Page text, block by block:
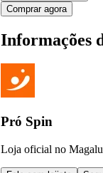
Comprar agora
Informações
Pró Spin
Loja oficial no Magalu